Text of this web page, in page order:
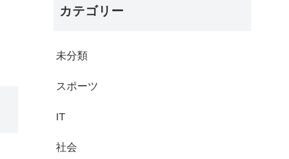
カテゴリー
未分類
スポーツ
IT
社会